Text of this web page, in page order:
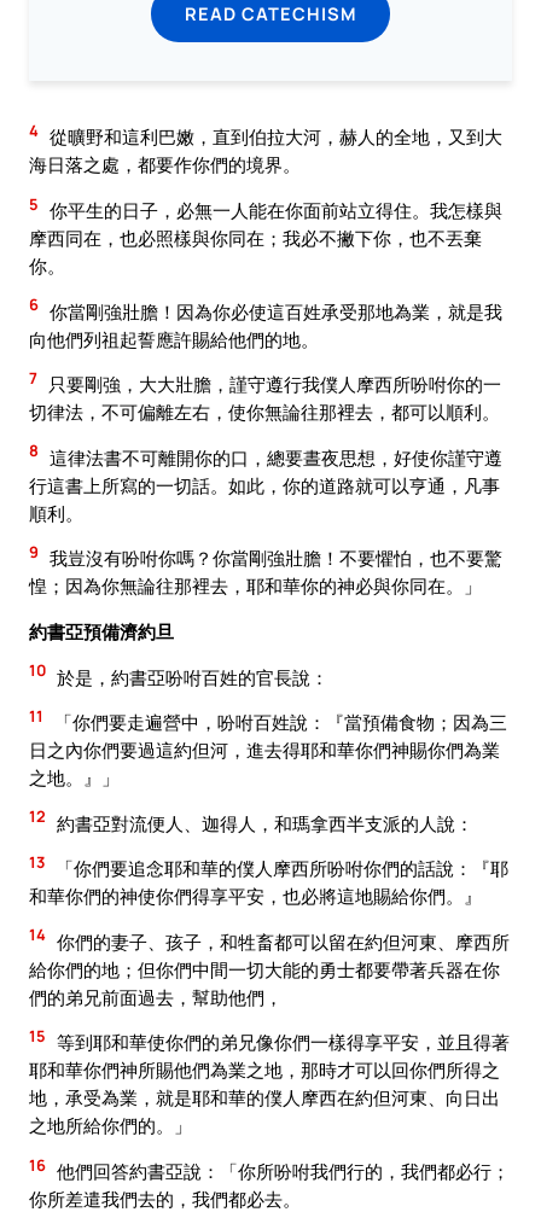
READ CATECHISM
4 從曠野和這利巴嫩，直到伯拉大河，赫人的全地，又到大
海日落之處，都要作你們的境界。
5 你平生的日子，必無一人能在你面前站立得住。我怎樣與
摩西同在，也必照樣與你同在；我必不撇下你，也不丟棄
你。
6 你當剛強壯膽！因為你必使這百姓承受那地為業，就是我
向他們列祖起誓應許賜給他們的地。
7
只要剛強，大大壯膽，謹守遵行我僕人摩西所吩咐你的一
切律法，不可偏離左右，使你無論往那裡去，都可以順利。
8 這律法書不可離開你的口，總要晝夜思想，好使你謹守遵
行這書上所寫的一切話。如此，你的道路就可以亨通，凡事
順利。
9 我豈沒有吩咐你嗎？你當剛強壯膽！不要懼怕，也不要驚
惶；因為你無論往那裡去，耶和華你的神必與你同在。」
約書亞預備濟約旦
10 於是，約書亞吩咐百姓的官長說：
11
「你們要走遍營中，吩咐百姓說：『當預備食物；因為三
日之內你們要過這約但河，進去得耶和華你們神賜你們為業
之地。』」
12 約書亞對流便人、迦得人，和瑪拿西半支派的人說：
13
「你們要追念耶和華的僕人摩西所吩咐你們的話說：『耶
和華你們的神使你們得享平安，也必將這地賜給你們。』
14 你們的妻子、孩子，和牲畜都可以留在約但河東、摩西所
給你們的地；但你們中間一切大能的勇士都要帶著兵器在你
們的弟兄前面過去，幫助他們，
15 等到耶和華使你們的弟兄像你們一樣得享平安，並且得著
耶和華你們神所賜他們為業之地，那時才可以回你們所得之
地，承受為業，就是耶和華的僕人摩西在約但河東、向日出
之地所給你們的。」
16 他們回答約書亞說：「你所吩咐我們行的，我們都必行；
你所差遣我們去的，我們都必去。